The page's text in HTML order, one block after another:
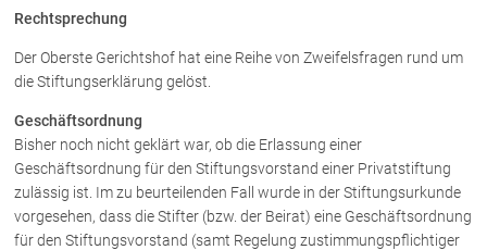
Rechtsprechung
Der Oberste Gerichtshof hat eine Reihe von Zweifelsfragen rund um
die Stiftungserklärung gelöst.
Geschäftsordnung
Bisher noch nicht geklärt war, ob die Erlassung einer
Geschäftsordnung für den Stiftungsvorstand einer Privatstiftung
zulässig ist. Im zu beurteilenden Fall wurde in der Stiftungsurkunde
vorgesehen, dass die Stifter (bzw. der Beirat) eine Geschäftsordnung
für den Stiftungsvorstand (samt Regelung zustimmungspflichtiger